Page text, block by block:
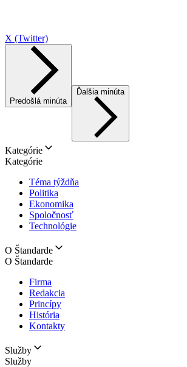
X (Twitter)
Predošlá minúta
Ďalšia minúta
Kategórie
Kategórie
Téma týždňa
Politika
Ekonomika
Spoločnosť
Technológie
O Štandarde
O Štandarde
Firma
Redakcia
Princípy
História
Kontakty
Služby
Služby